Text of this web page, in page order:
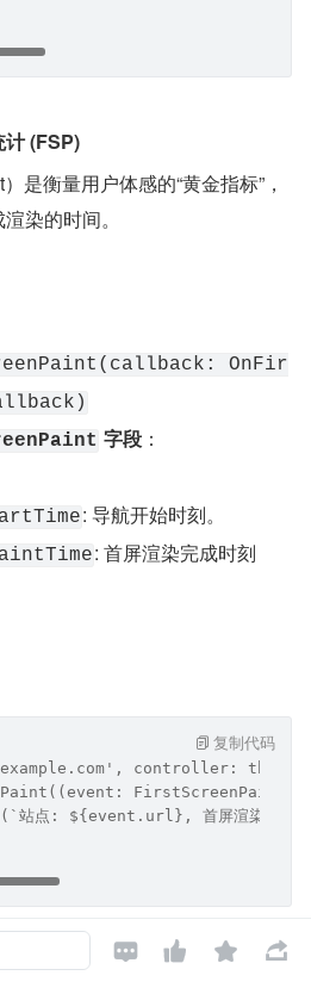
(FSP)
是衡量用户体感的“黄金指标”，
染的时间。
OnFir
字段 ：
: 导航开始时刻。
: 首屏渲染完成时刻
controller:
FirstScreenPaint)
站点: ${event.url}, 首屏渲染耗
复制代码
Loading)
   